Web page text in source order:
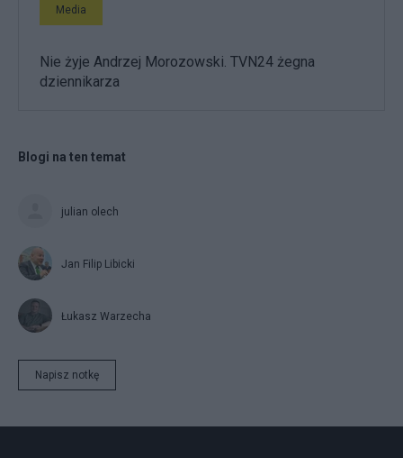
Media
Nie żyje Andrzej Morozowski. TVN24 żegna
dziennikarza
Blogi na ten temat
julian olech
Jan Filip Libicki
Łukasz Warzecha
Napisz notkę